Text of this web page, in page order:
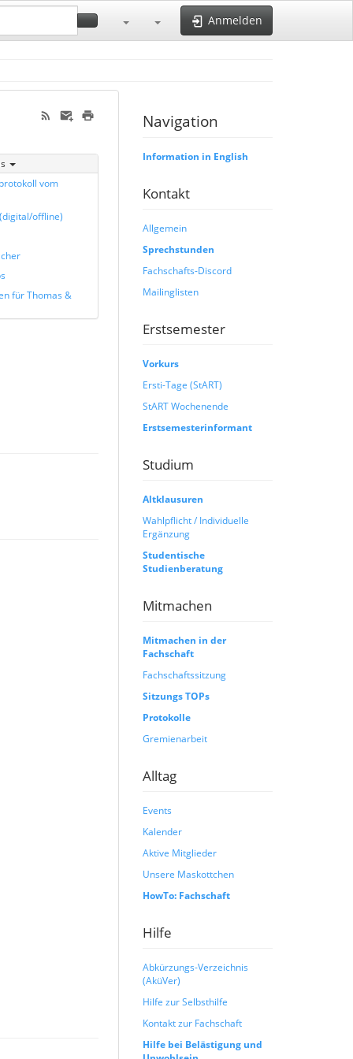
Anmelden
vom
offline)
für Thomas &
Navigation
Information in English
Kontakt
Allgemein
Sprechstunden
Fachschafts-Discord
Mailinglisten
Erstsemester
Vorkurs
Ersti-Tage (StART)
StART Wochenende
Erstsemesterinformant
Studium
Altklausuren
Wahlpflicht / Individuelle
Ergänzung
Studentische
Studienberatung
Mitmachen
Mitmachen in der
Fachschaft
Fachschaftssitzung
Sitzungs TOPs
Protokolle
Gremienarbeit
Alltag
Events
Kalender
Aktive Mitglieder
Unsere Maskottchen
HowTo: Fachschaft
Hilfe
Abkürzungs-Verzeichnis
(AküVer)
Hilfe zur Selbsthilfe
Kontakt zur Fachschaft
Hilfe bei Belästigung und